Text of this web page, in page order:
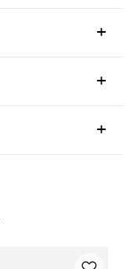
+
+
+